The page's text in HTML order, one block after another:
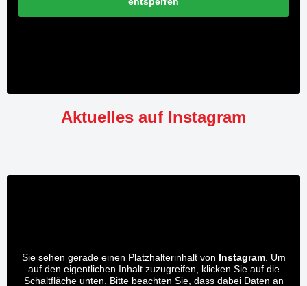
Aktuelles auf Instagram
Sie sehen gerade einen Platzhalterinhalt von Instagram. Um
auf den eigentlichen Inhalt zuzugreifen, klicken Sie auf die
Schaltfläche unten. Bitte beachten Sie, dass dabei Daten an